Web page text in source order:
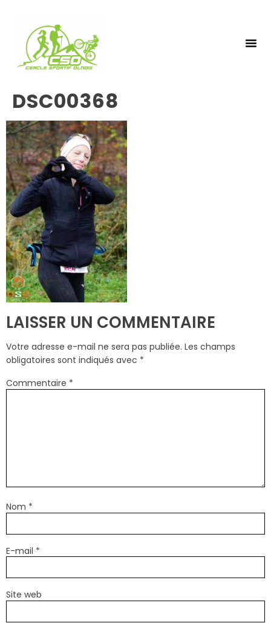
DSC00368
LAISSER UN COMMENTAIRE
Votre adresse e-mail ne sera pas publiée. Les champs
obligatoires sont indiqués avec *
Commentaire *
Nom *
E-mail *
Site web